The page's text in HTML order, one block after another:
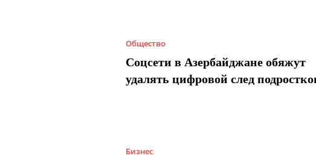
Общество
Соцсети в Азербайджане обяжут
удалять цифровой след
Бизнес